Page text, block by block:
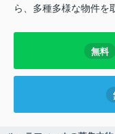
ら、多種多様な物件を
無料